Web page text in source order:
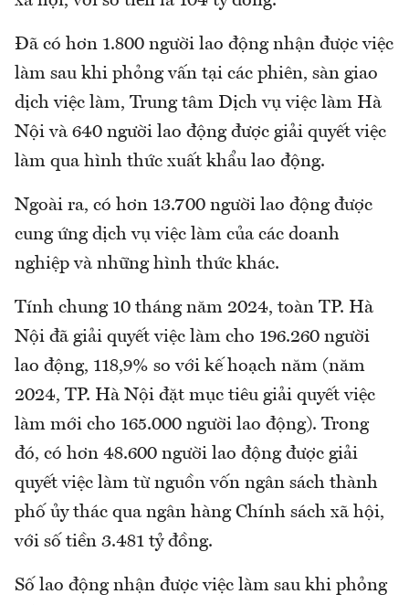
Đã có hơn 1.800 người lao động nhận được việc
làm sau khi phỏng vấn tại các phiên, sàn giao
dịch việc làm, Trung tâm Dịch vụ việc làm Hà
Nội và 640 người lao động được giải quyết việc
làm qua hình thức xuất khẩu lao động.
Ngoài ra, có hơn 13.700 người lao động được
cung ứng dịch vụ việc làm của các doanh
nghiệp và những hình thức khác.
Tính chung 10 tháng năm 2024, toàn TP. Hà
Nội đã giải quyết việc làm cho 196.260 người
lao động, 118,9% so với kế hoạch năm (năm
2024, TP. Hà Nội đặt mục tiêu giải quyết việc
làm mới cho 165.000 người lao động). Trong
đó, có hơn 48.600 người lao động được giải
quyết việc làm từ nguồn vốn ngân sách thành
phố ủy thác qua ngân hàng Chính sách xã hội,
với số tiền 3.481 tỷ đồng.
Số lao động nhận được việc làm sau khi phỏng